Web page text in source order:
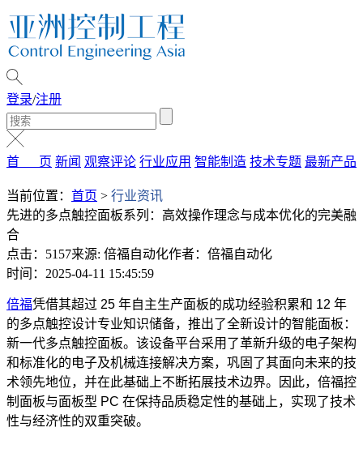
登录/注册
首 页 新闻 观察评论 行业应用 智能制造 技术专题 最新产品
当前位置： 首页 > 行业资讯
先进的多点触控面板系列：高效操作理念与成本优化的完美融
合
点击：5157来源: 倍福自动化作者：倍福自动化
时间：2025-04-11 15:45:59
倍福凭借其超过 25 年自主生产面板的成功经验积累和 12 年
的多点触控设计专业知识储备，推出了全新设计的智能面板：
新一代多点触控面板。该设备平台采用了革新升级的电子架构
和标准化的电子及机械连接解决方案，巩固了其面向未来的技
术领先地位，并在此基础上不断拓展技术边界。因此，倍福控
制面板与面板型 PC 在保持品质稳定性的基础上，实现了技术
性与经济性的双重突破。